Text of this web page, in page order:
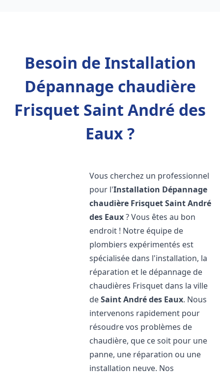
Besoin de Installation
Dépannage chaudière
Frisquet Saint André des
Eaux ?
Vous cherchez un professionnel
pour l'Installation Dépannage
chaudière FrisquetSaint André
des Eaux? Vous êtes au bon
endroit ! Notre équipe de
plombiers expérimentés est
spécialisée dans l'installation, la
réparation et le dépannage de
chaudières Frisquet dans la ville
deSaint André des Eaux. Nous
intervenons rapidement pour
résoudre vos problèmes de
chaudière, que ce soit pour une
panne, une réparation ou une
installation neuve. Nos